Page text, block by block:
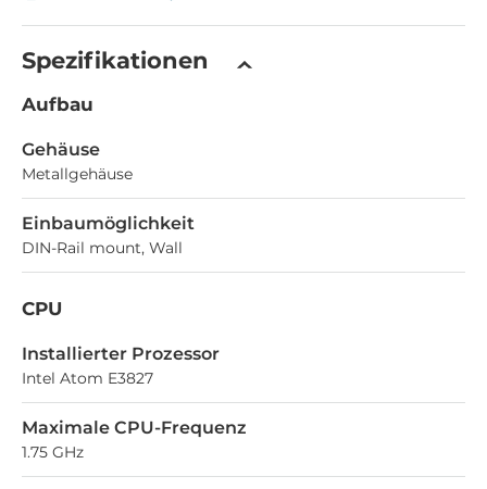
Spezifikationen
Aufbau
Gehäuse
Metallgehäuse
Einbaumöglichkeit
DIN-Rail mount, Wall
CPU
Installierter Prozessor
Intel Atom E3827
Maximale CPU-Frequenz
1.75 GHz